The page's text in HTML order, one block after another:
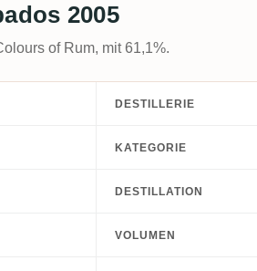
2005
of Rum, mit 61,1%.
DESTILLERIE
KATEGORIE
DESTILLATION
VOLUMEN